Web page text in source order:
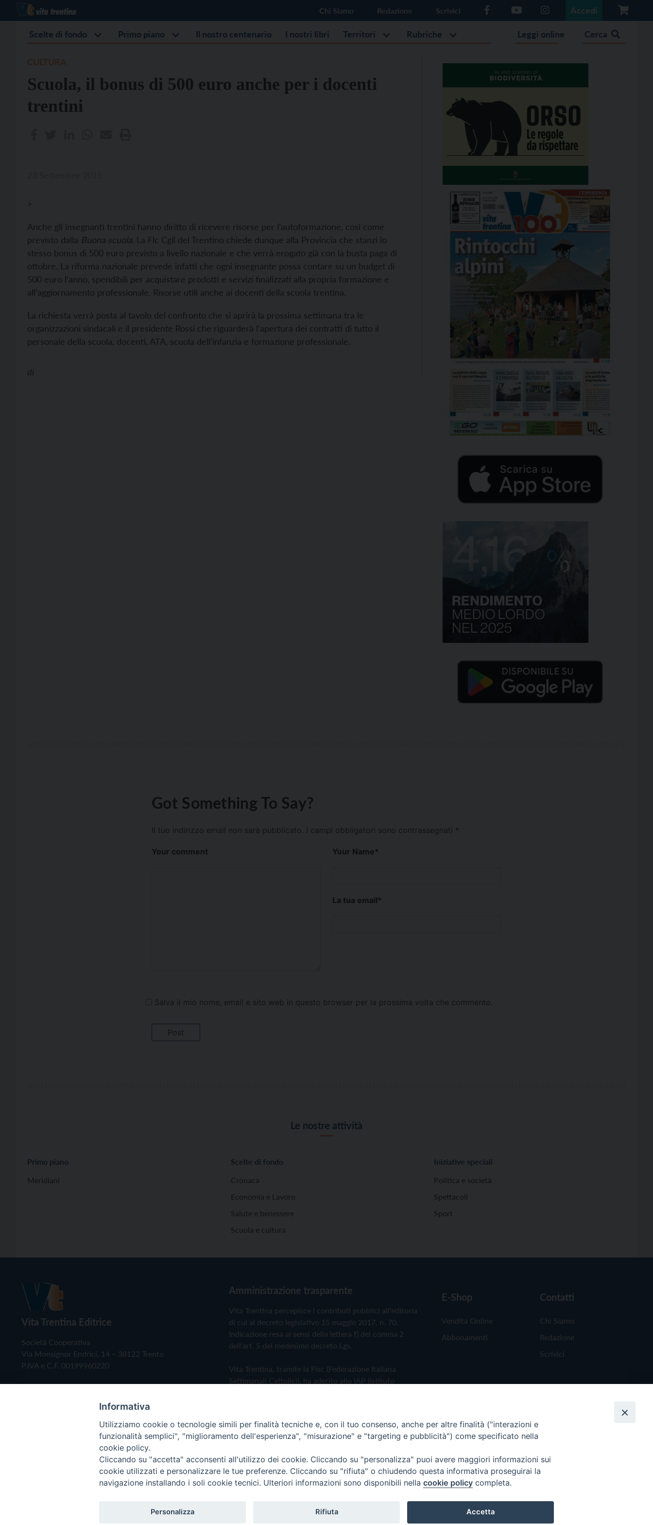
Chi Siamo Redazione Scrivici Accedi
Scelte di fondo Primo piano Il nostro centenario I nostri libri Territori Rubriche Leggi online Cerca
Scuola, il bonus di 500 euro anche per i docenti
trentini
>
Anche gli insegnanti trentini hanno diritto di ricevere risorse per l’autoformazione, così come
previsto dalla Buona scuola. La Flc Cgil del Trentino chiede dunque alla Provincia che stanzi lo
stesso bonus di 500 euro previsto a livello nazionale e che verrà erogato già con la busta paga di
ottobre. La riforma nazionale prevede infatti che ogni insegnante possa contare su un budget di
500 euro l’anno, spendibili per acquistare prodotti e servizi finalizzati alla propria formazione e
all’aggiornamento professionale. Risorse utili anche ai docenti della scuola trentina.
La richiesta verrà posta al tavolo del confronto che si aprirà la prossima settimana tra le
organizzazioni sindacali e il presidente Rossi che riguarderà l’apertura dei contratti di tutto il
personale della scuola, docenti, ATA, scuola dell’infanzia e formazione professionale.
di
Got Something To Say?
Il tuo indirizzo email non sarà pubblicato. I campi obbligatori sono contrassegnati *
Your comment Your Name*
La tua email*
Salva il mio nome, email e sito web in questo browser per la prossima volta che commento.
Le nostre attività
Primo piano
Meridiani
Scelte di fondo
Cronaca
Economia e Lavoro
Salute e benessere
Scuola e cultura
Iniziative speciali
Politica e società
Spettacoli
Sport
Vita Trentina Editrice
Società Cooperativa
Via Monsignor Endrici, 14 – 38122 Trento
P.IVA e C.F. 00199960220
Amministrazione trasparente
Vita Trentina percepisce i contributi pubblici all'editoria
di cui al decreto legislativo 15 maggio 2017, n. 70.
Indicazione resa ai sensi della lettera f) del comma 2
dell'art. 5 del medesimo decreto Lgs.
Vita Trentina, tramite la Fisc (Federazione Italiana
Settimanali Cattolici), ha aderito allo IAP (Istituto
Privacy Policy Cookie Policy
E-Shop
Vendita Online
Abbonamenti
Contatti
Chi Siamo
Redazione
Scrivici
Copyright © 2019 - Tutti i diritti riservati - Vita Trentina Editrice
Informativa
Utilizziamo cookie o tecnologie simili per finalità tecniche e, con il tuo consenso, anche per altre finalità ("interazioni e
funzionalità semplici", "miglioramento dell'esperienza", "misurazione" e "targeting e pubblicità") come specificato nella
cookie policy.
Cliccando su "accetta" acconsenti all'utilizzo dei cookie. Cliccando su "personalizza" puoi avere maggiori informazioni sui
cookie utilizzati e personalizzare le tue preferenze. Cliccando su "rifiuta" o chiudendo questa informativa proseguirai la
navigazione installando i soli cookie tecnici. Ulteriori informazioni sono disponibili nella cookie policy completa.
Personalizza Rifiuta Accetta